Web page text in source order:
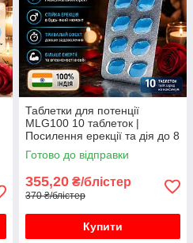
Таблетки для потенції
MLG100 10 таблеток |
Посилення ерекції та дія до 8
годин
Готово до відправки
355,20 ₴/блістер
370 ₴/блістер
Купити